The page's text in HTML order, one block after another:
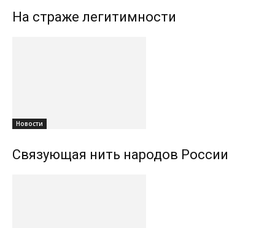
На страже легитимности
Новости
Связующая нить народов России